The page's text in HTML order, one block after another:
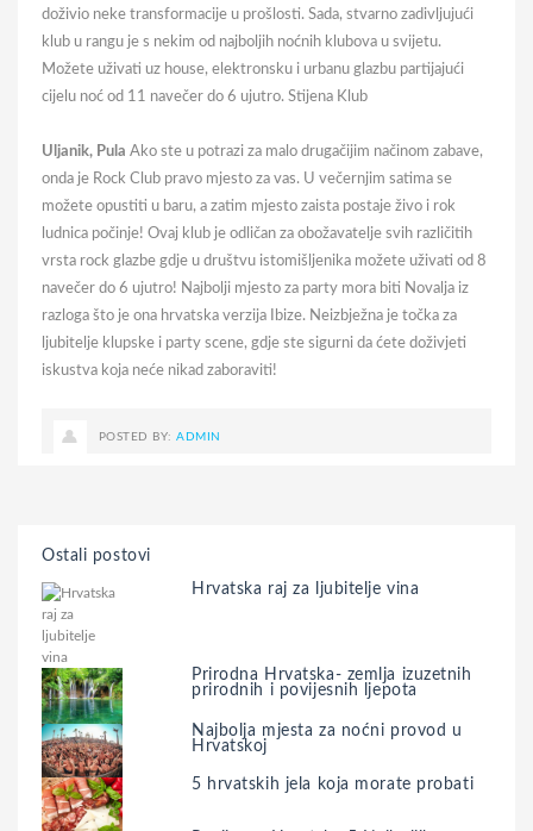
doživio neke transformacije u prošlosti. Sada, stvarno zadivljujući
klub u rangu je s nekim od najboljih noćnih klubova u svijetu.
Možete uživati uz house, elektronsku i urbanu glazbu partijajući
cijelu noć od 11 navečer do 6 ujutro. Stijena Klub
Uljanik, Pula Ako ste u potrazi za malo drugačijim načinom zabave,
onda je Rock Club pravo mjesto za vas. U večernjim satima se
možete opustiti u baru, a zatim mjesto zaista postaje živo i rok
ludnica počinje! Ovaj klub je odličan za obožavatelje svih različitih
vrsta rock glazbe gdje u društvu istomišljenika možete uživati od 8
navečer do 6 ujutro! Najbolji mjesto za party mora biti Novalja iz
razloga što je ona hrvatska verzija Ibize. Neizbježna je točka za
ljubitelje klupske i party scene, gdje ste sigurni da ćete doživjeti
iskustva koja neće nikad zaboraviti!
POSTED BY:ADMIN
Ostali postovi
Hrvatska raj za ljubitelje vina
Prirodna Hrvatska- zemlja izuzetnih
prirodnih i povijesnih ljepota
Najbolja mjesta za noćni provod u
Hrvatskoj
5 hrvatskih jela koja morate probati